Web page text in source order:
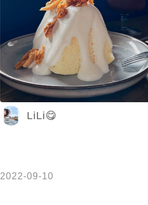
LiLi😋
2022-09-10